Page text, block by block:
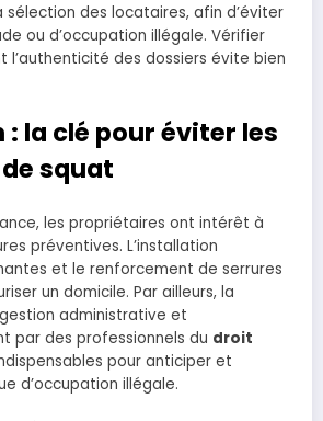
sélection des locataires, afin d’éviter
ou d’occupation illégale. Vérifier
l’authenticité des dossiers évite bien
: la clé pour éviter les
squat
les propriétaires ont intérêt à
préventives. L’installation
et le renforcement de serrures
un domicile. Par ailleurs, la
administrative et
par des professionnels du droit
pour anticiper et
d’occupation illégale.